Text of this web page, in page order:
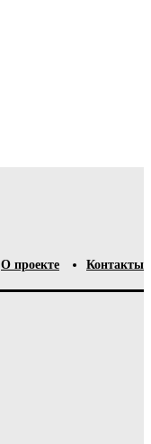
О проекте Контакты